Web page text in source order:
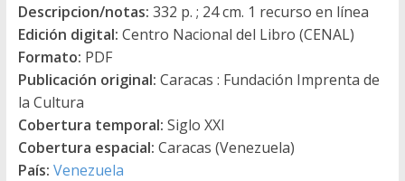
Descripcion/notas: 332 p. ; 24 cm. 1 recurso en línea
Edición digital: Centro Nacional del Libro (CENAL)
Formato: PDF
Publicación original: Caracas : Fundación Imprenta de
la Cultura
Cobertura temporal: Siglo XXI
Cobertura espacial: Caracas (Venezuela)
País: Venezuela